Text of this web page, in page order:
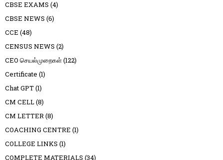
CBSE EXAMS (4)
CBSE NEWS (6)
CCE (48)
CENSUS NEWS (2)
CEO செயல்முறைகள்(122)
Certificate (1)
Chat GPT(1)
CM CELL(8)
CM LETTER(8)
COACHING CENTRE (1)
COLLEGE LINKS (1)
COMPLETE MATERIALS (34)